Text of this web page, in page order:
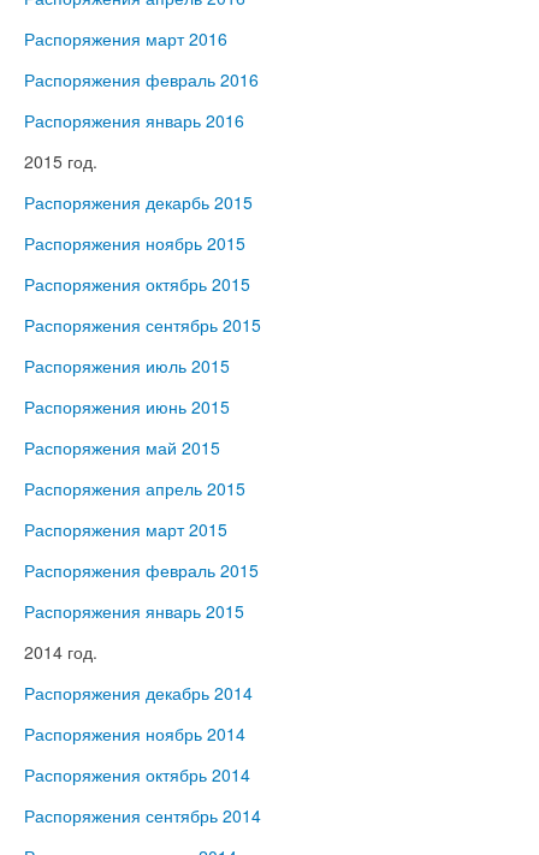
Распоряжения март 2016
Распоряжения февраль 2016
Распоряжения январь 2016
2015 год.
Распоряжения декарбь 2015
Распоряжения ноябрь 2015
Распоряжения октябрь 2015
Распоряжения сентябрь 2015
Распоряжения июль 2015
Распоряжения июнь 2015
Распоряжения май 2015
Распоряжения апрель 2015
Распоряжения март 2015
Распоряжения февраль 2015
Распоряжения январь 2015
2014 год.
Распоряжения декабрь 2014
Распоряжения ноябрь 2014
Распоряжения октябрь 2014
Распоряжения сентябрь 2014